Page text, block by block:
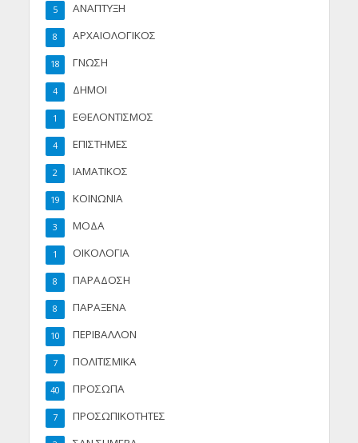
ΑΝΑΠΤΥΞΗ
5
ΑΡΧΑΙΟΛΟΓΙΚΟΣ
8
ΓΝΩΣΗ
18
ΔΗΜΟΙ
4
ΕΘΕΛΟΝΤΙΣΜΟΣ
1
ΕΠΙΣΤΗΜΕΣ
4
ΙΑΜΑΤΙΚΟΣ
2
ΚΟΙΝΩΝΙΑ
19
ΜΟΔΑ
3
ΟΙΚΟΛΟΓΙΑ
1
ΠΑΡΑΔΟΣΗ
8
ΠΑΡΑΞΕΝΑ
8
ΠΕΡΙΒΑΛΛΟΝ
10
ΠΟΛΙΤΙΣΜΙΚΑ
7
ΠΡΟΣΩΠΑ
40
ΠΡΟΣΩΠΙΚΟΤΗΤΕΣ
7